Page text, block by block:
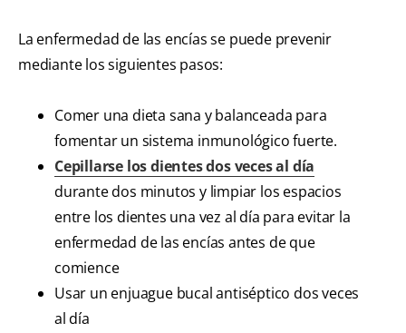
La enfermedad de las encías se puede prevenir
mediante los siguientes pasos:
Comer una dieta sana y balanceada para
fomentar un sistema inmunológico fuerte.
Cepillarse los dientes dos veces al día
durante dos minutos y limpiar los espacios
entre los dientes una vez al día para evitar la
enfermedad de las encías antes de que
comience
Usar un enjuague bucal antiséptico dos veces
al día